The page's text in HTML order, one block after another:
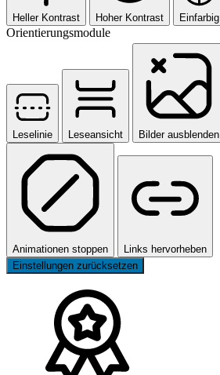
Heller Kontrast Hoher Kontrast Einfarbig
Orientierungsmodule
Leselinie Leseansicht Bilder ausblenden
Animationen stoppen
Links hervorheben
Einstellungen zurücksetzen